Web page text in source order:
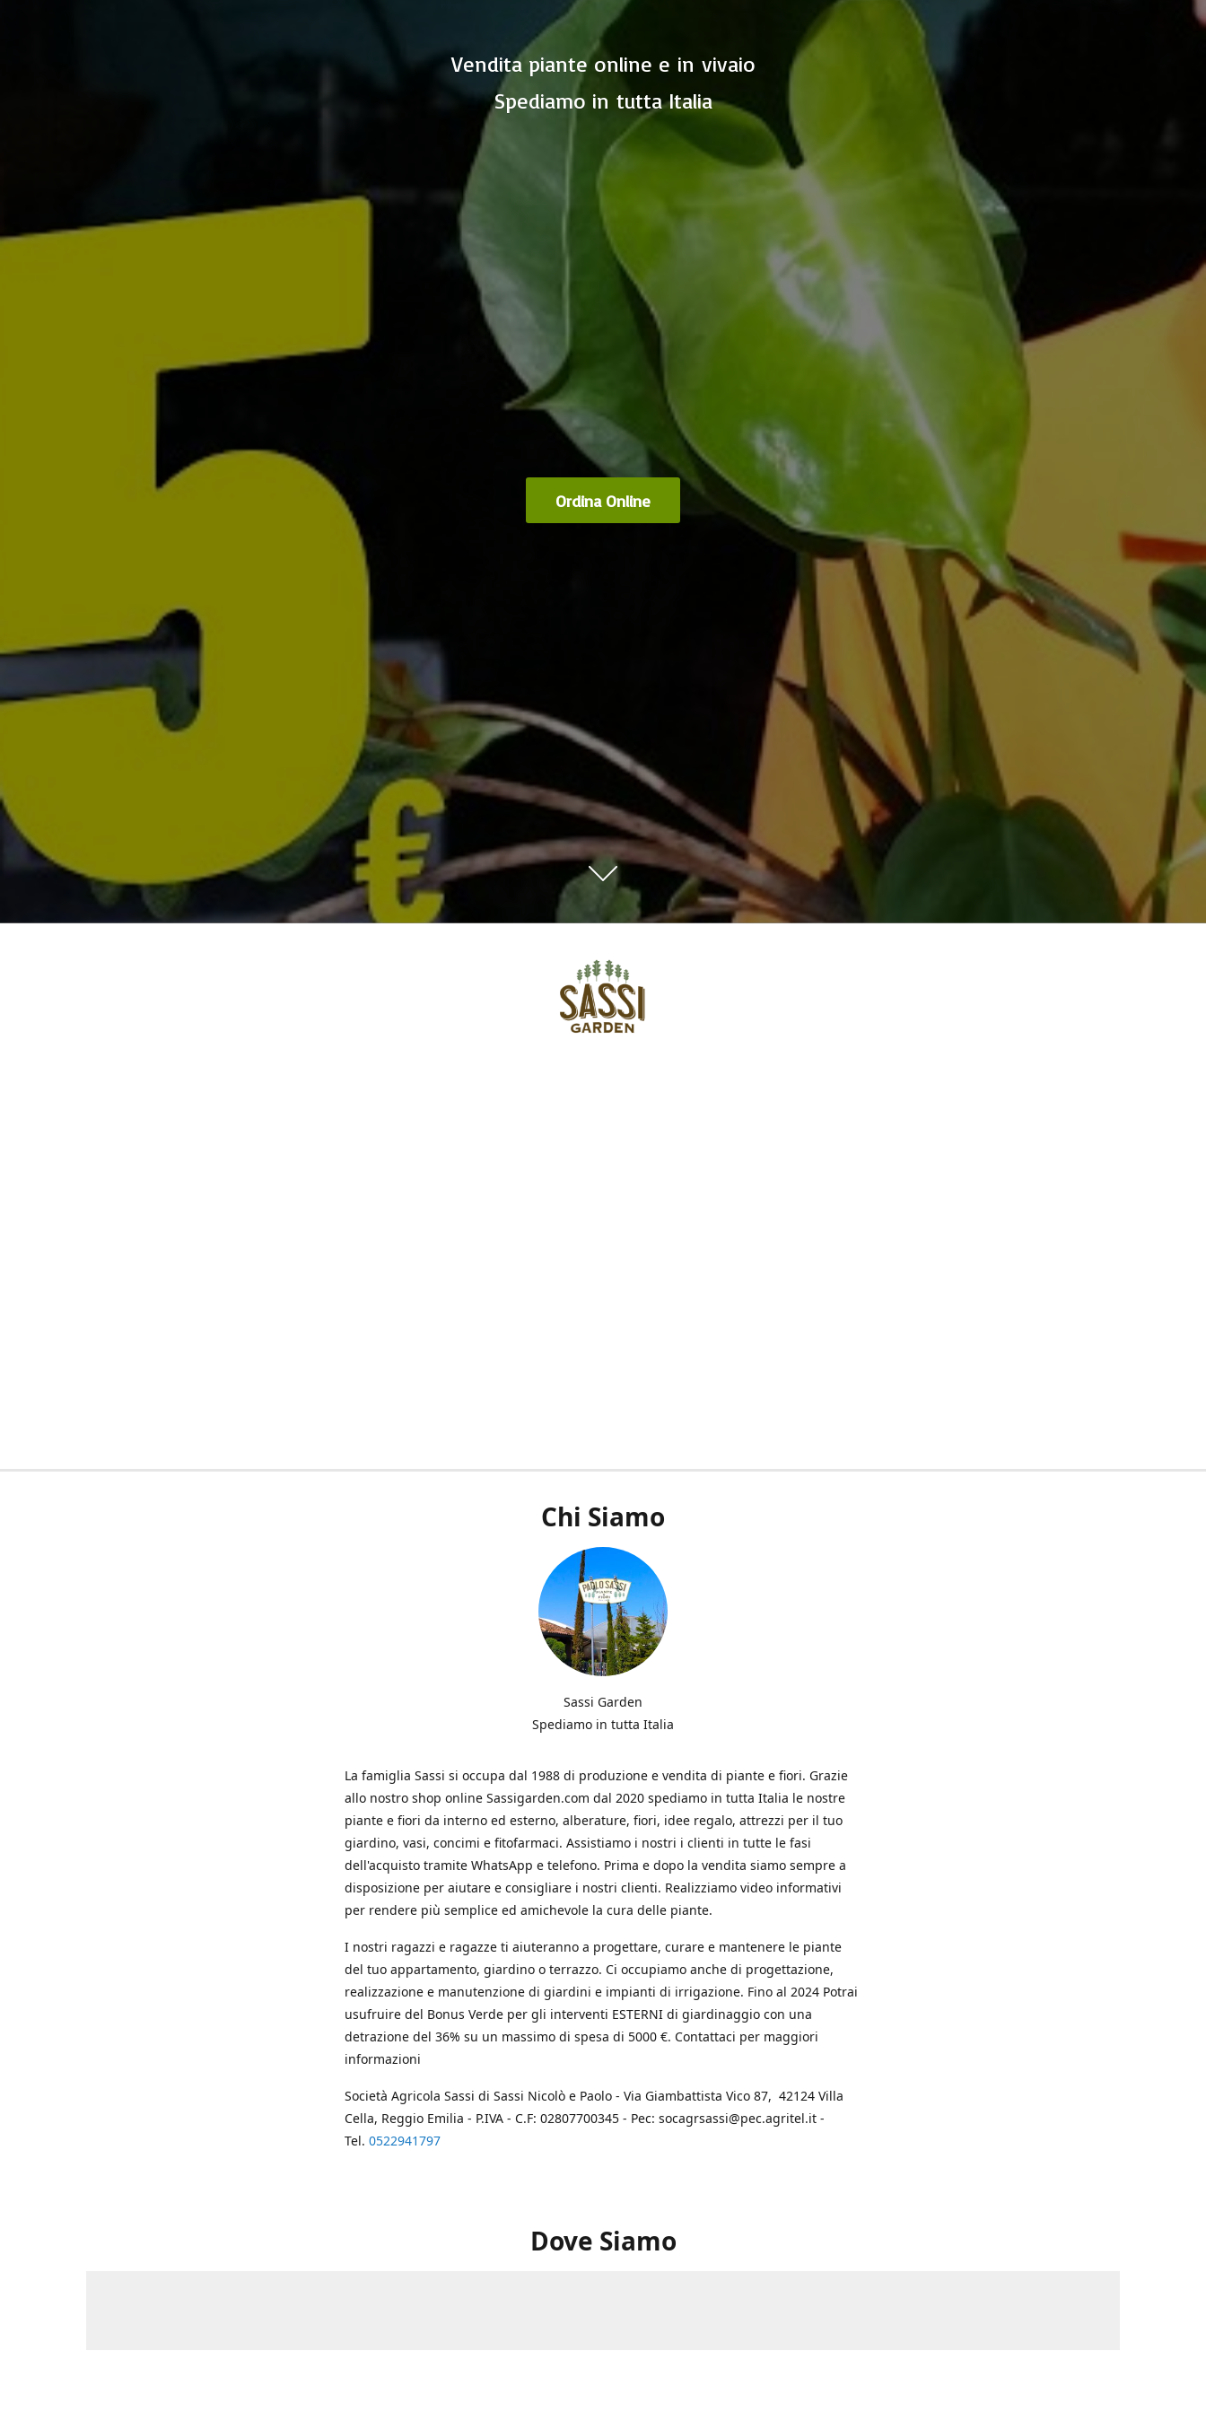
Vendita piante online e in vivaio
Spediamo in tutta Italia
Ordina Online
Chi Siamo
Sassi Garden
Spediamo in tutta Italia
La famiglia Sassi si occupa dal 1988 di produzione e vendita di piante e fiori. Grazie
allo nostro shop online Sassigarden.com dal 2020 spediamo in tutta Italia le nostre
piante e fiori da interno ed esterno, alberature, fiori, idee regalo, attrezzi per il tuo
giardino, vasi, concimi e fitofarmaci. Assistiamo i nostri i clienti in tutte le fasi
dell'acquisto tramite WhatsApp e telefono. Prima e dopo la vendita siamo sempre a
disposizione per aiutare e consigliare i nostri clienti. Realizziamo video informativi
per rendere più semplice ed amichevole la cura delle piante.
I nostri ragazzi e ragazze ti aiuteranno a progettare, curare e mantenere le piante
del tuo appartamento, giardino o terrazzo. Ci occupiamo anche di progettazione,
realizzazione e manutenzione di giardini e impianti di irrigazione. Fino al 2024 Potrai
usufruire del Bonus Verde per gli interventi ESTERNI di giardinaggio con una
detrazione del 36% su un massimo di spesa di 5000 €. Contattaci per maggiori
informazioni
Società Agricola Sassi di Sassi Nicolò e Paolo - Via Giambattista Vico 87, 42124 Villa
Cella, Reggio Emilia - P.IVA - C.F: 02807700345 - Pec: socagrsassi@pec.agritel.it -
Tel. 0522941797
Dove Siamo